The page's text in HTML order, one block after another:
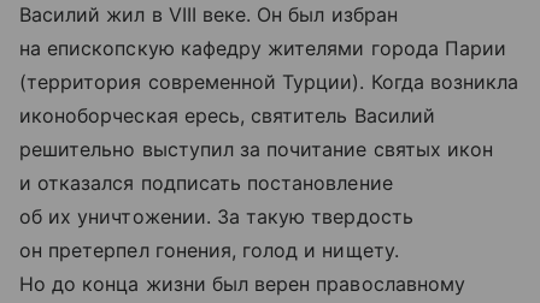
Василий жил в VIII веке. Он был избран
на епископскую кафедру жителями города Парии
(территория современной Турции). Когда возникла
иконоборческая ересь, святитель Василий
решительно выступил за почитание святых икон
и отказался подписать постановление
об их уничтожении. За такую твердость
он претерпел гонения, голод и нищету.
Но до конца жизни был верен православному